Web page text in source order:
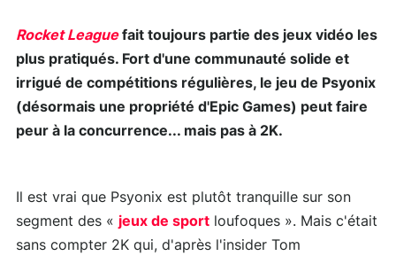
Rocket Leaguefait toujours partie des jeux vidéo les
plus pratiqués. Fort d'une communauté solide et
irrigué de compétitions régulières, le jeu de Psyonix
(désormais une propriété d'Epic Games) peut faire
peur à la concurrence... mais pas à 2K.
Il est vrai que Psyonix est plutôt tranquille sur son
segment des « jeux de sport loufoques ». Mais c'était
sans compter 2K qui, d'après l'insider Tom